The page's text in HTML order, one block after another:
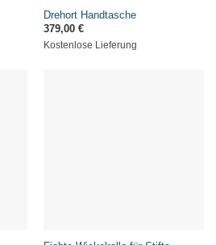
Drehort Handtasche
379,00 €
Kostenlose Lieferung